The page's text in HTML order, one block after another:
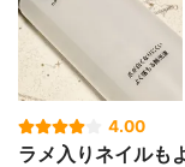
4.00
ラメ入りネイルも